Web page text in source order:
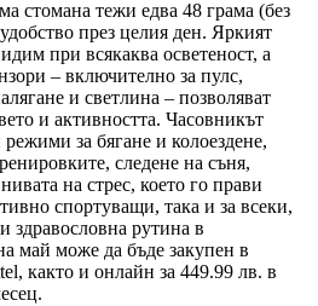
стомана тежи едва 48 грама (без
през целия ден. Яркият
при всякаква осветеност, а
– включително за пулс,
и светлина – позволяват
и активността. Часовникът
за бягане и колоездене,
следене на съня,
на стрес, което го прави
спортуващи, така и за всеки,
здравословна рутина в
май може да бъде закупен в
както и онлайн за 449.99 лв. в